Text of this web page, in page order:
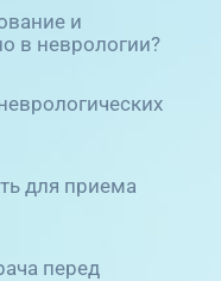
и
в неврологии?
для приема
перед